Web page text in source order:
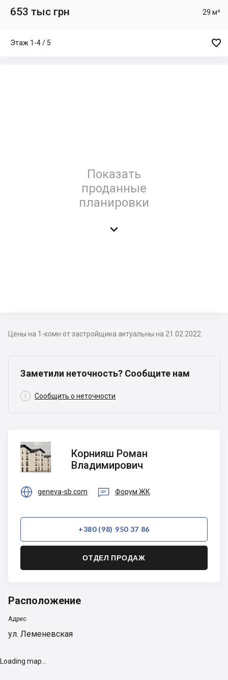
653 тыс грн 29 м²
Этаж 1-4 / 5 
Показать
проданные
планировки

Цены на 1-комн от застройщика актуальны на 21.02.2022
Заметили неточность? Сообщите нам
 Сообщить о неточности
Корнияш
Роман
Владимирович
Корнияш Роман
Владимирович
 geneva-sb.com  Форум ЖК
+380 (98) 950 37 86
ОТДЕЛ ПРОДАЖ
Расположение
Адрес
ул. Леменевская
Loading map...